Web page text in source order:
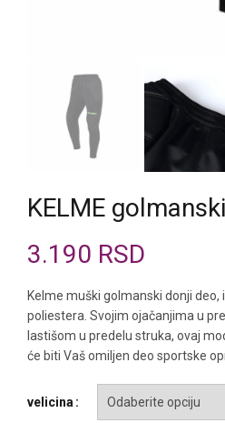
KELME
3.190 RSD
Kelme muški golmanski donji deo,
poliestera. Svojim ojačanjima u
lastišom u predelu struka, ovaj
će biti Vaš omiljen deo sportske
velicina